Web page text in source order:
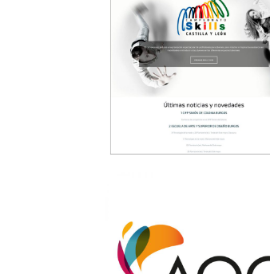
PACKAGING & MERCHANDISING
→